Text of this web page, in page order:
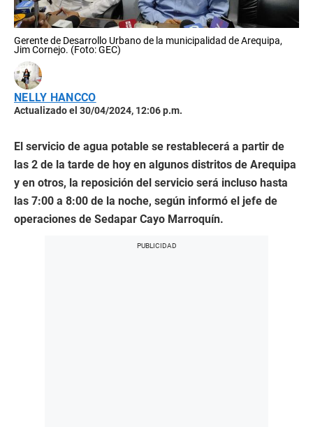
Gerente de Desarrollo Urbano de la municipalidad de Arequipa,
Jim Cornejo. (Foto: GEC)
NELLY HANCCO
Actualizado el 30/04/2024, 12:06 p.m.
El servicio de agua potable se restablecerá a partir de
las 2 de la tarde de hoy en algunos distritos de Arequipa
y en otros, la reposición del servicio será incluso hasta
las 7:00 a 8:00 de la noche, según informó el jefe de
operaciones de Sedapar Cayo Marroquín.